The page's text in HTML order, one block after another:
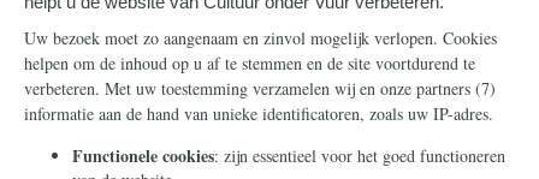
Steun ons
Nieuwsbrief
Eenmalig
Maandelijks
Info
Contact
Ontvang onze Telegram-
berichten